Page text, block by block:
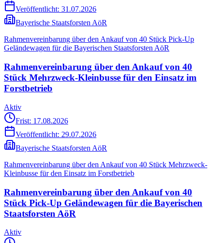
Veröffentlicht: 31.07.2026
Bayerische Staatsforsten AöR
Rahmenvereinbarung über den Ankauf von 40 Stück Pick-Up
Geländewagen für die Bayerischen Staatsforsten AöR
Rahmenvereinbarung über den Ankauf von 40
Stück Mehrzweck-Kleinbusse für den Einsatz im
Forstbetrieb
Aktiv
Frist: 17.08.2026
Veröffentlicht: 29.07.2026
Bayerische Staatsforsten AöR
Rahmenvereinbarung über den Ankauf von 40 Stück Mehrzweck-
Kleinbusse für den Einsatz im Forstbetrieb
Rahmenvereinbarung über den Ankauf von 40
Stück Pick-Up Geländewagen für die Bayerischen
Staatsforsten AöR
Aktiv